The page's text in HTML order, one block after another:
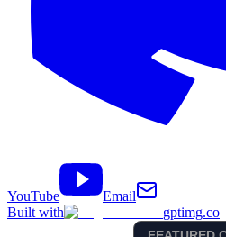
YouTube
Email
Built with
gptimg.co